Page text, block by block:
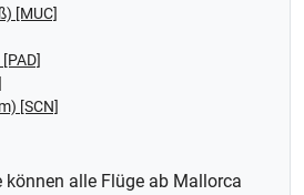
[MUC]
[SCN]
können alle Flüge ab Mallorca